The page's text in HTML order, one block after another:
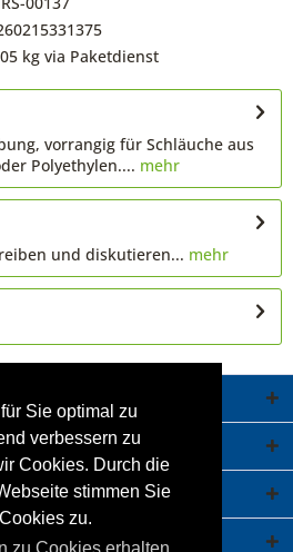
Sie optimal zu
verbessern zu
Cookies. Durch die
stimmen Sie
zu.
kg via Paketdienst
vorrangig für Schläuche aus
Polyethylen.... mehr
und diskutieren... mehr